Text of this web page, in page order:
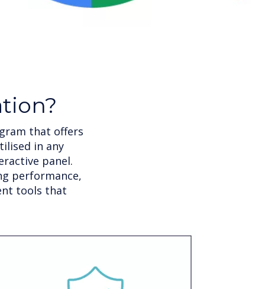
that offers
in any
panel.
performance,
tools that